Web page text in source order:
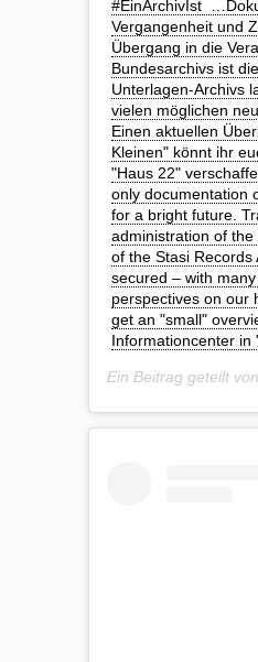
#EinArchivIst⁣
Vergangenheit und
Übergang in die
Bundesarchivs ist
Unterlagen-Archivs
vielen möglichen
Einen aktuellen
Kleinen" könnt ihr
"Haus 22"
only documentation
for a bright future.
administration of
of the Stasi Records
secured – with
perspectives on our
get an "small"
Informationcenter in
Ein Beitrag geteilt von